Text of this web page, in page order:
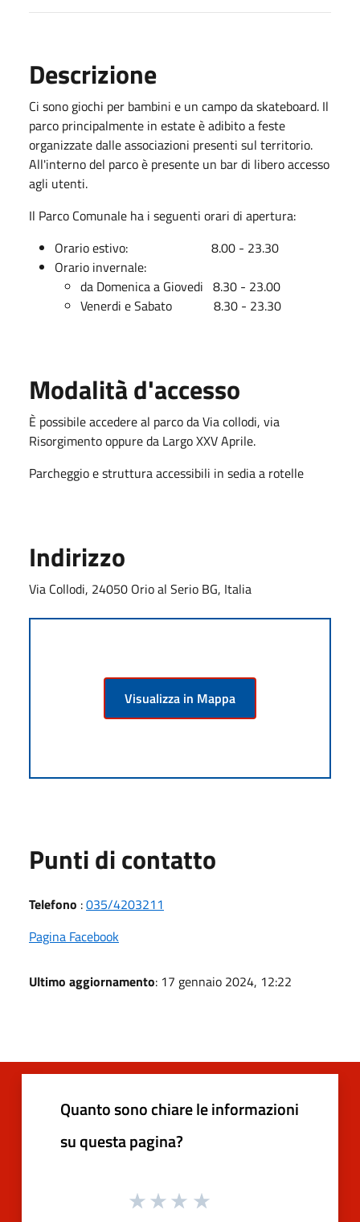
Descrizione
Ci sono giochi per bambini e un campo da skateboard. Il
parco principalmente in estate è adibito a feste
organizzate dalle associazioni presenti sul territorio.
All'interno del parco è presente un bar di libero accesso
agli utenti.
Il Parco Comunale ha i seguenti orari di apertura:
Orario estivo: 8.00 - 23.30
Orario invernale:
da Domenica a Giovedi 8.30 - 23.00
Venerdi e Sabato 8.30 - 23.30
Modalità d'accesso
È possibile accedere al parco da Via collodi, via
Risorgimento oppure da Largo XXV Aprile.
Parcheggio e struttura accessibili in sedia a rotelle
Indirizzo
Via Collodi, 24050 Orio al Serio BG, Italia
Visualizza in Mappa
Punti di contatto
Telefono :035/4203211
Pagina Facebook
Ultimo aggiornamento: 17 gennaio 2024, 12:22
Quanto sono chiare le informazioni
su questa pagina?